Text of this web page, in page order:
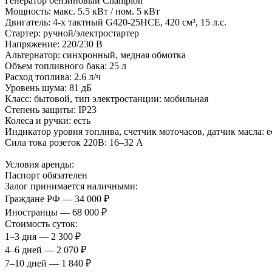
Мощность: макс. 5.5 кВт / ном. 5 кВт
Двигатель: 4-х тактный G420-25HCE, 420 см³, 15 л.с.
Стартер: ручной/электростартер
Напряжение: 220/230 В
Альтернатор: синхронный, медная обмотка
Объем топливного бака: 25 л
Расход топлива: 2.6 л/ч
Уровень шума: 81 дБ
Класс: бытовой, тип электростанции: мобильная
Степень защиты: IP23
Колеса и ручки: есть
Индикатор уровня топлива, счетчик моточасов, датчик масла:
Сила тока розеток 220В: 16–32 А
Условия аренды:
Паспорт обязателен
Залог принимается наличными:
Граждане РФ — 34 000 ₽
Иностранцы — 68 000 ₽
Стоимость суток:
1–3 дня — 2 300 ₽
4–6 дней — 2 070 ₽
7–10 дней — 1 840 ₽